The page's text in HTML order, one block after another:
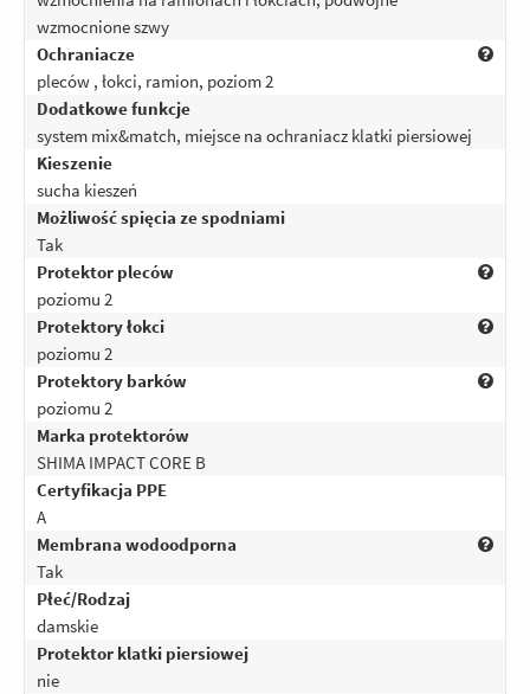
wzmocnione szwy
Ochraniacze
pleców , łokci, ramion, poziom 2
Dodatkowe funkcje
system mix&match, miejsce na ochraniacz klatki piersiowej
Kieszenie
sucha kieszeń
Możliwość spięcia ze spodniami
Tak
Protektor pleców
poziomu 2
Protektory łokci
poziomu 2
Protektory barków
poziomu 2
Marka protektorów
SHIMA IMPACT CORE B
Certyfikacja PPE
A
Membrana wodoodporna
Tak
Płeć/Rodzaj
damskie
Protektor klatki piersiowej
nie